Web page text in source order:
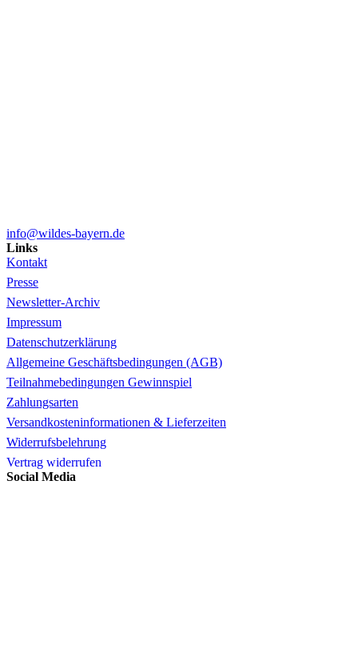
info@wildes-bayern.de
Links
Kontakt
Presse
Newsletter-Archiv
Impressum
Datenschutzerklärung
Allgemeine Geschäftsbedingungen (AGB)
Teilnahmebedingungen Gewinnspiel
Zahlungsarten
Versandkosteninformationen & Lieferzeiten
Widerrufsbelehrung
Vertrag widerrufen
Social Media